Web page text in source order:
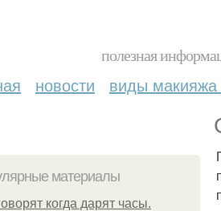
полезная
новости виды макияжа
материалы
когда дарят часы.